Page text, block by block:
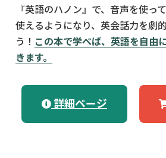
『英語のハノン』で、音声を使っ
使えるようになり、英会話力を劇
う！ この本で学べば、英語を自由
きます。
詳細ページ